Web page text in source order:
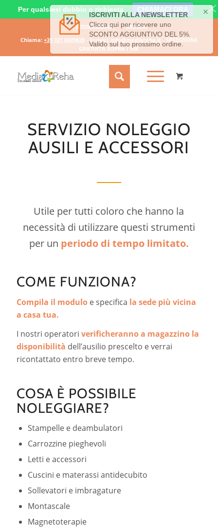
Il mio account
Carrello
Chiama: +39 331 6689828- Scrivici: info@mediareha.it - SPEDIZIONE
GRATUITA SOPRA I 50€
SERVIZIO NOLEGGIO
AUSILI E ACCESSORI
Utile per tutti coloro che hanno la
necessità di utilizzare questi strumenti
per un periodo di tempo limitato.
COME FUNZIONA?
Compila il moduloe specifica la sede più vicina
a casa tua.
I nostri operatori verificheranno a magazzino la
disponibilità dell’ausilio prescelto e verrai
ricontattato entro breve tempo.
COSA È POSSIBILE
NOLEGGIARE?
Stampelle e deambulatori
Carrozzine pieghevoli
Letti e accessori
Cuscini e materassi antidecubito
Sollevatori e imbragature
Montascale
Magnetoterapie
Per qualsiasi dubbio o richiesta CHIAMACI ORA